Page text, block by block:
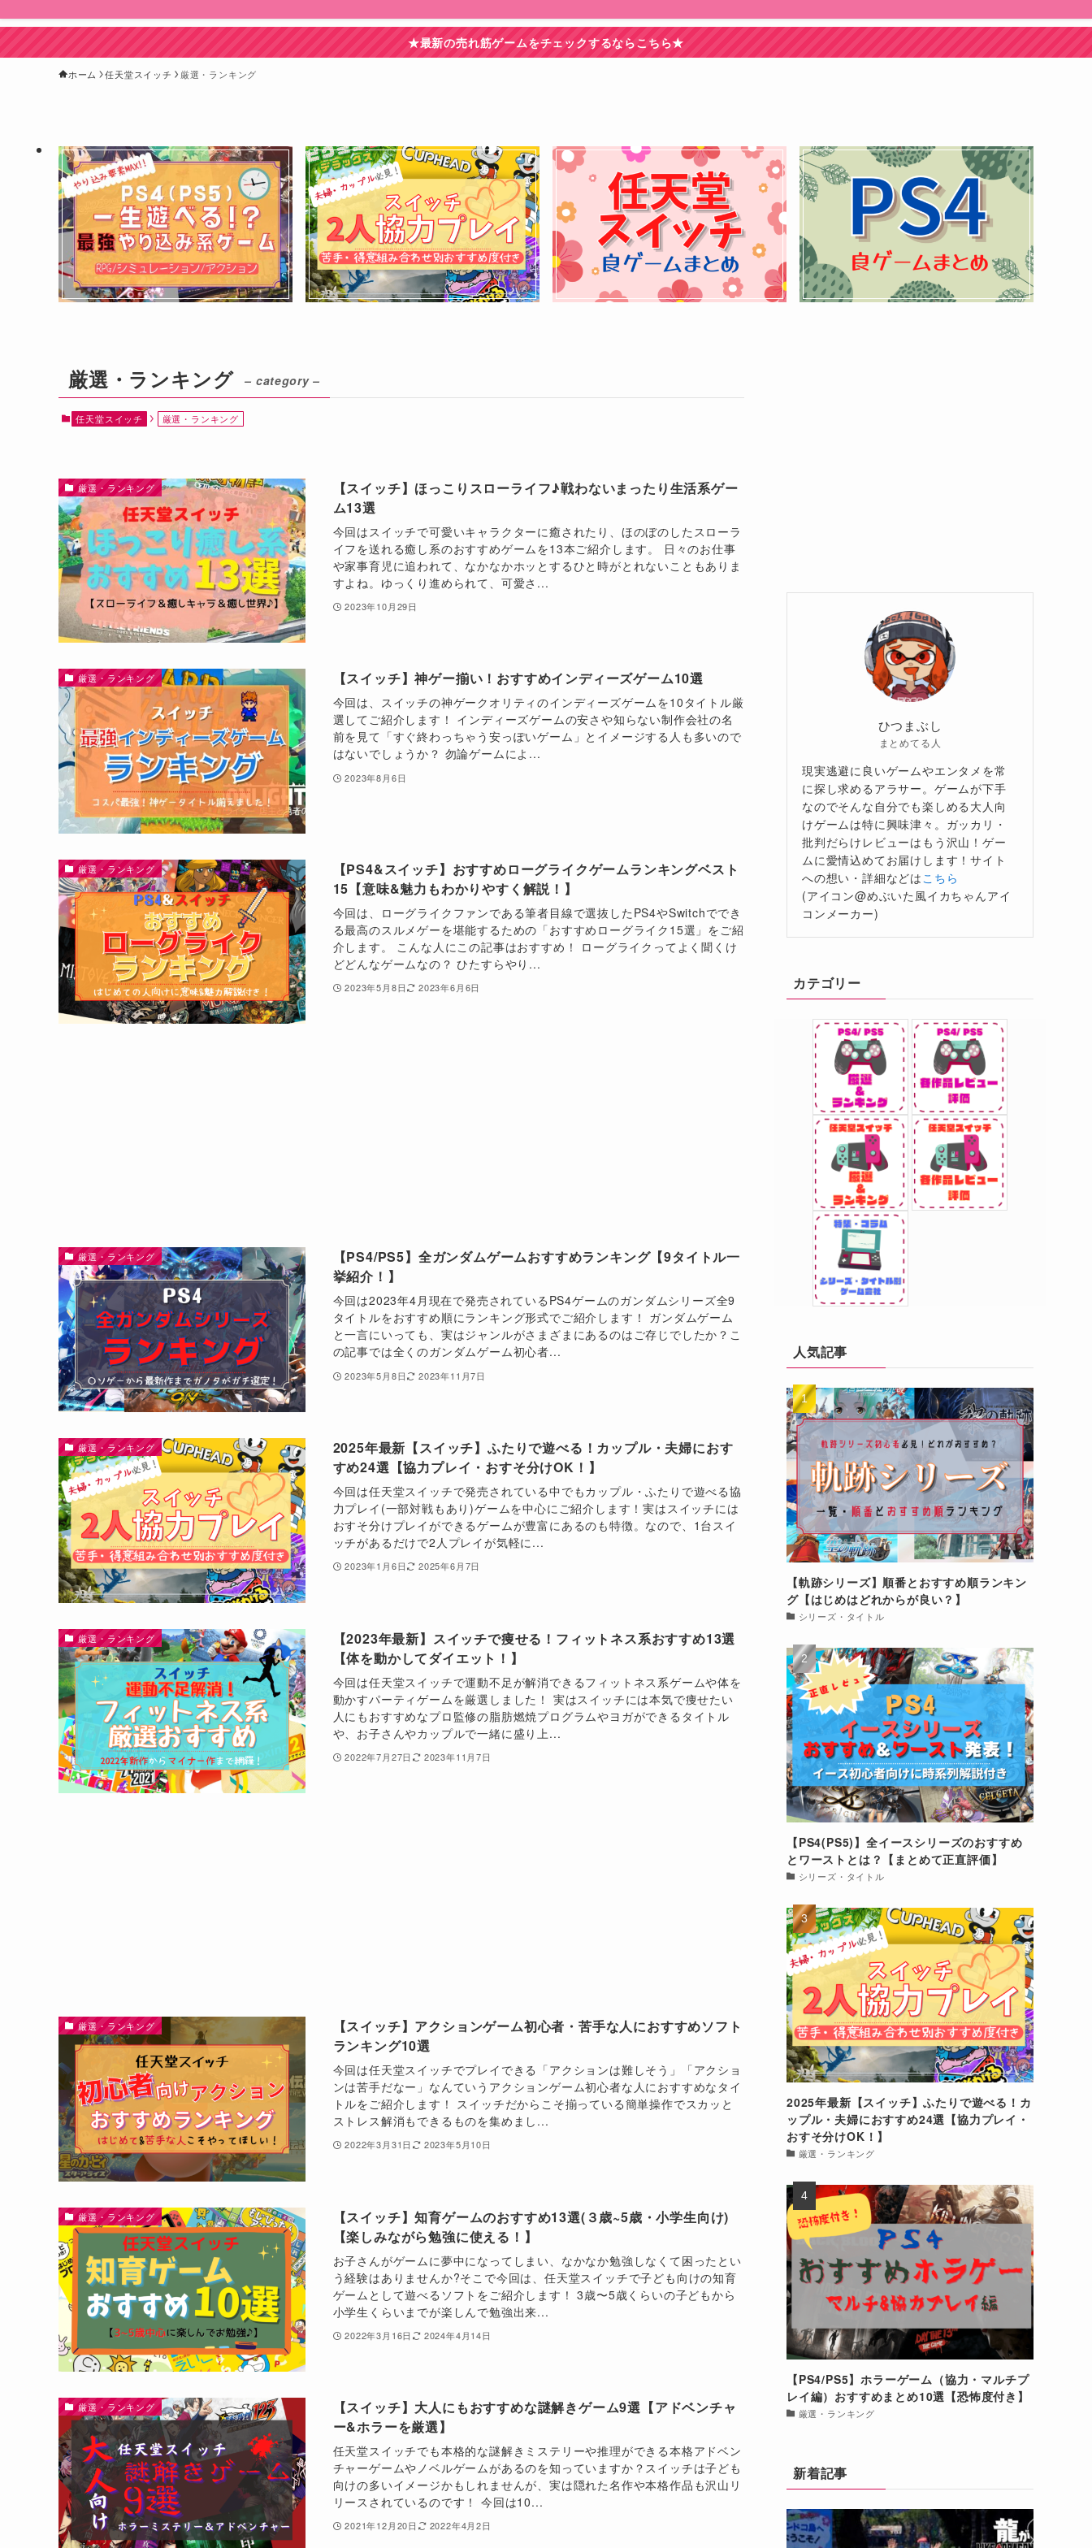
★最新の売れ筋ゲームをチェックするならこちら★
ホーム 任天堂スイッチ 厳選・ランキング
厳選・ランキング – category –
任天堂スイッチ 厳選・ランキング
厳選・ランキング
【スイッチ】ほっこりスローライフ♪戦わないまったり生活系ゲー
ム13選
今回はスイッチで可愛いキャラクターに癒されたり、ほのぼのしたスローラ
イフを送れる癒し系のおすすめゲームを13本ご紹介します。 日々のお仕事
や家事育児に追われて、なかなかホッとするひと時がとれないこともありま
すよね。ゆっくり進められて、可愛さ...
2023年10月29日
厳選・ランキング 【スイッチ】神ゲー揃い！おすすめインディーズゲーム10選
今回は、スイッチの神ゲークオリティのインディーズゲームを10タイトル厳
選してご紹介します！ インディーズゲームの安さや知らない制作会社の名
前を見て「すぐ終わっちゃう安っぽいゲーム」とイメージする人も多いので
はないでしょうか？ 勿論ゲームによ...
2023年8月6日
厳選・ランキング
【PS4&スイッチ】おすすめローグライクゲームランキングベスト
15【意味&魅力もわかりやすく解説！】
今回は、ローグライクファンである筆者目線で選抜したPS4やSwitchででき
る最高のスルメゲーを堪能するための「おすすめローグライク15選」をご紹
介します。 こんな人にこの記事はおすすめ！ ローグライクってよく聞くけ
どどんなゲームなの？ ひたすらやり...
2023年5月8日 2023年6月6日
厳選・ランキング
【PS4/PS5】全ガンダムゲームおすすめランキング【9タイトル一
挙紹介！】
今回は2023年4月現在で発売されているPS4ゲームのガンダムシリーズ全9
タイトルをおすすめ順にランキング形式でご紹介します！ ガンダムゲーム
と一言にいっても、実はジャンルがさまざまにあるのはご存じでしたか？こ
の記事では全くのガンダムゲーム初心者...
2023年5月8日 2023年11月7日
厳選・ランキング
2025年最新【スイッチ】ふたりで遊べる！カップル・夫婦におす
すめ24選【協力プレイ・おすそ分けOK！】
今回は任天堂スイッチで発売されている中でもカップル・ふたりで遊べる協
力プレイ(一部対戦もあり)ゲームを中心にご紹介します！実はスイッチには
おすそ分けプレイができるゲームが豊富にあるのも特徴。なので、1台スイ
ッチがあるだけで2人プレイが気軽に...
2023年1月6日 2025年6月7日
厳選・ランキング
【2023年最新】スイッチで痩せる！フィットネス系おすすめ13選
【体を動かしてダイエット！】
今回は任天堂スイッチで運動不足が解消できるフィットネス系ゲームや体を
動かすパーティゲームを厳選しました！ 実はスイッチには本気で痩せたい
人にもおすすめなプロ監修の脂肪燃焼プログラムやヨガができるタイトル
や、お子さんやカップルで一緒に盛り上...
2022年7月27日 2023年11月7日
厳選・ランキング
【スイッチ】アクションゲーム初心者・苦手な人におすすめソフト
ランキング10選
今回は任天堂スイッチでプレイできる「アクションは難しそう」「アクショ
ンは苦手だなー」なんていうアクションゲーム初心者な人におすすめなタイ
トルをご紹介します！ スイッチだからこそ揃っている簡単操作でスカッと
ストレス解消もできるものを集めまし...
2022年3月31日 2023年5月10日
厳選・ランキング
【スイッチ】知育ゲームのおすすめ13選(３歳~5歳・小学生向け)
【楽しみながら勉強に使える！】
お子さんがゲームに夢中になってしまい、なかなか勉強しなくて困ったとい
う経験はありませんか?そこで今回は、任天堂スイッチで子ども向けの知育
ゲームとして遊べるソフトをご紹介します！ 3歳〜5歳くらいの子どもから
小学生くらいまでが楽しんで勉強出来...
2022年3月16日 2024年4月14日
厳選・ランキング
【スイッチ】大人にもおすすめな謎解きゲーム9選【アドベンチャ
ー&ホラーを厳選】
任天堂スイッチでも本格的な謎解きミステリーや推理ができる本格アドベン
チャーゲームやノベルゲームがあるのを知っていますか？スイッチは子ども
向けの多いイメージかもしれませんが、実は隠れた名作や本格作品も沢山リ
リースされているのです！ 今回は10...
2021年12月20日 2022年4月2日
ひつまぶし
まとめてる人
現実逃避に良いゲームやエンタメを常
に探し求めるアラサー。ゲームが下手
なのでそんな自分でも楽しめる大人向
けゲームは特に興味津々。ガッカリ・
批判だらけレビューはもう沢山！ゲー
ムに愛情込めてお届けします！サイト
への想い・詳細などはこちら
(アイコン@めぶいた風イカちゃんアイ
コンメーカー)
カテゴリー
人気記事
【軌跡シリーズ】順番とおすすめ順ランキン
グ【はじめはどれからが良い？】
シリーズ・タイトル
【PS4(PS5)】全イースシリーズのおすすめ
とワーストとは？【まとめて正直評価】
シリーズ・タイトル
2025年最新【スイッチ】ふたりで遊べる！カ
ップル・夫婦におすすめ24選【協力プレイ・
おすそ分けOK！】
厳選・ランキング
【PS4/PS5】ホラーゲーム（協力・マルチプ
レイ編）おすすめまとめ10選【恐怖度付き】
厳選・ランキング
新着記事